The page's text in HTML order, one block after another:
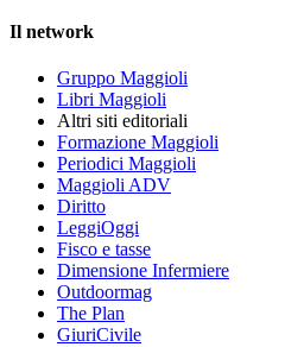
Il network
Gruppo Maggioli
Libri Maggioli
Altri siti editoriali
Formazione Maggioli
Periodici Maggioli
Maggioli ADV
Diritto
LeggiOggi
Fisco e tasse
Dimensione Infermiere
Outdoormag
The Plan
GiuriCivile